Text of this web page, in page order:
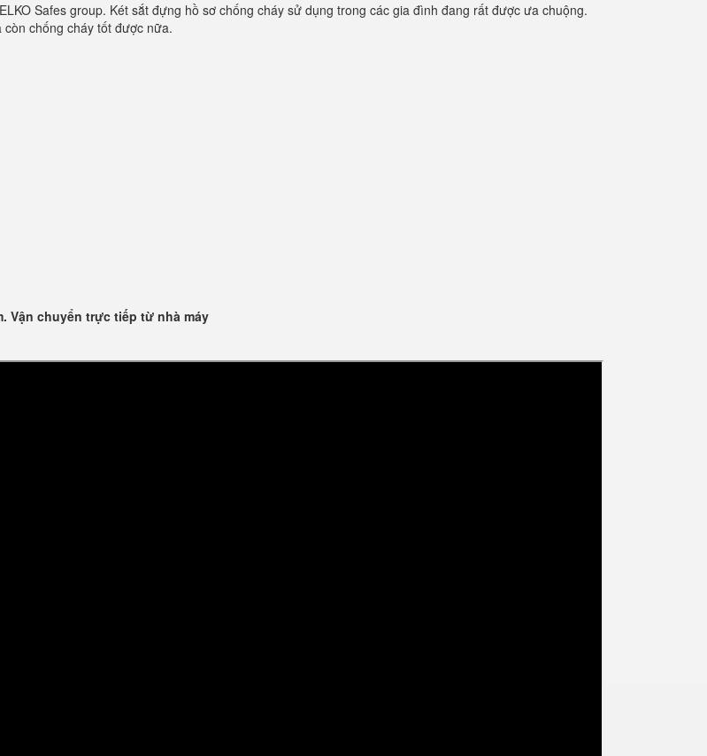
Safes group. Két sắt đựng hồ sơ chống cháy sử dụng trong các gia đình đang rất được ưa chuộng.
chống cháy tốt được nữa.
Vận chuyển trực tiếp từ nhà máy